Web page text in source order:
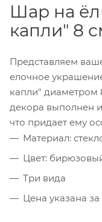
Шар на
капли" 8
Представляем
елочное
капли" диаметром
декора выполнен
что придает ему
Материал:
Цвет:
Три вида
Цена указана за